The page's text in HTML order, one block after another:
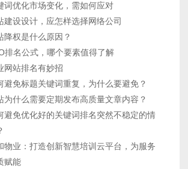
词优化市场变化，需如何应对
建设设计，应怎样选择网络公司
降权是什么原因？
排名公式，哪个要素值得了解
网站排名有妙招
避免标题关键词重复，为什么要避免？
为什么需要定期发布高质量文章内容？
避免优化好的关键词排名突然不稳定的情
物业：打造创新智慧培训云平台，为服务
赋能